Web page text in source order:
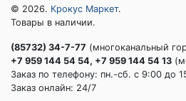
© 2026. Крокус Маркет.
Товары в наличии.
(85732) 34-7-77 (многоканальный
+7 959 144 54 54, +7 959 144 54 13
Заказ по телефону: пн.-сб. c 9:00 до
Заказ онлайн: 24/7